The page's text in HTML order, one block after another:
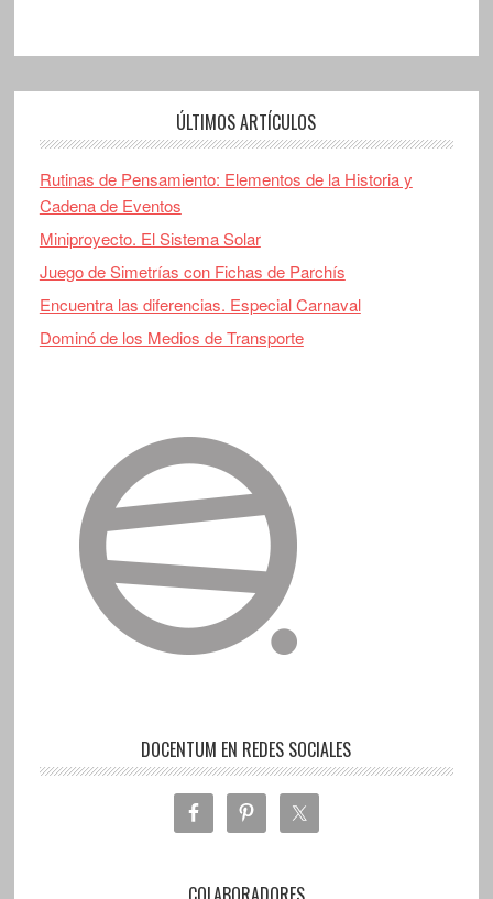
ÚLTIMOS ARTÍCULOS
Rutinas de Pensamiento: Elementos de la Historia y
Cadena de Eventos
Miniproyecto. El Sistema Solar
Juego de Simetrías con Fichas de Parchís
Encuentra las diferencias. Especial Carnaval
Dominó de los Medios de Transporte
DOCENTUM EN REDES SOCIALES